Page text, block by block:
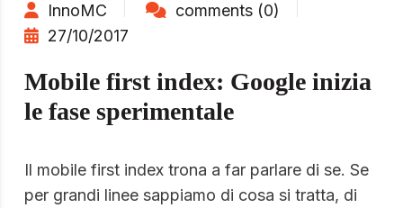
InnoMC
comments (0)
27/10/2017
Mobile first index: Google inizia
le fase sperimentale
Il mobile first index trona a far parlare di se. Se
per grandi linee sappiamo di cosa si tratta, di